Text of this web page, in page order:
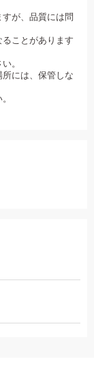
が、品質には問
ことがあります
。
には、保管しな